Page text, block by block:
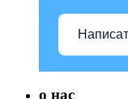
о нас